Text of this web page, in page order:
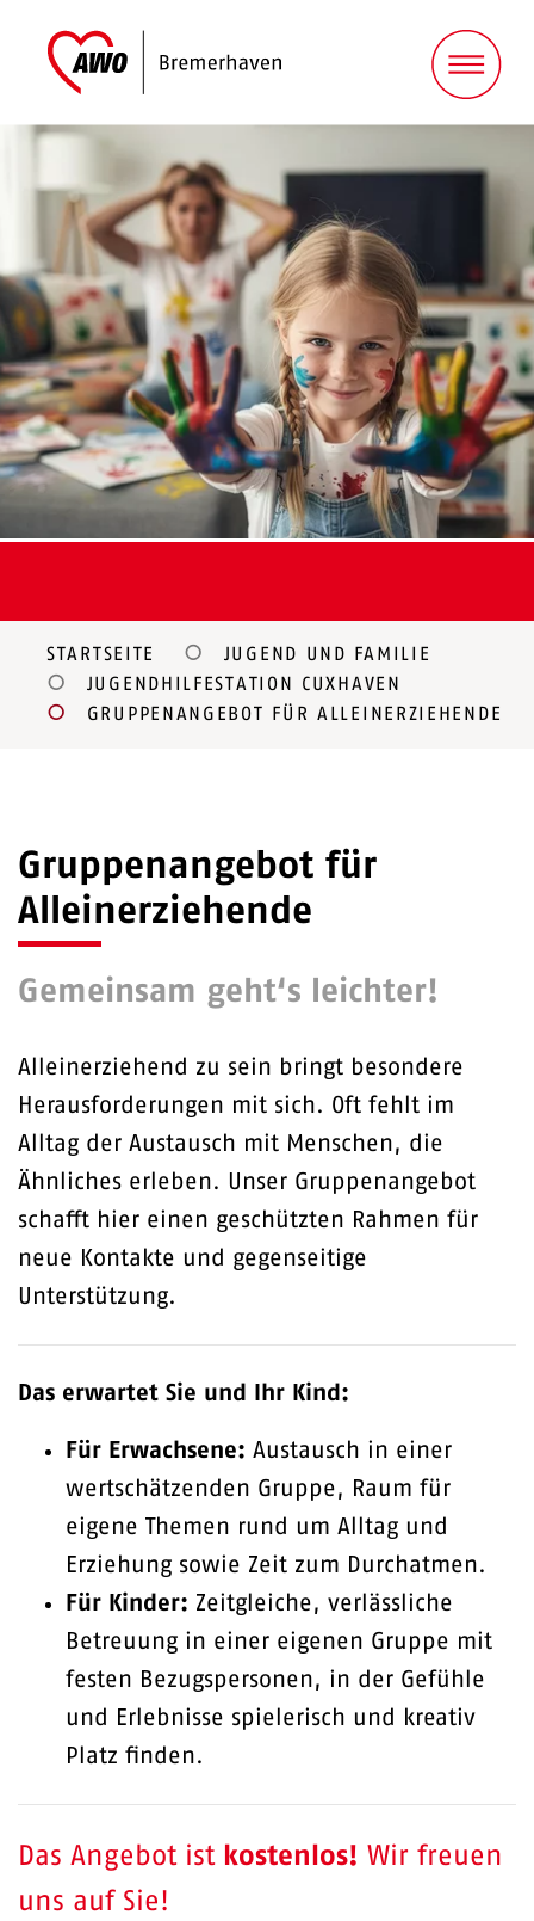
STARTSEITE
JUGEND UND FAMILIE
JUGENDHILFESTATION CUXHAVEN
GRUPPENANGEBOT FÜR ALLEINERZIEHENDE
Gruppenangebot für
Alleinerziehende
Gemeinsam geht‘s leichter!
Alleinerziehend zu sein bringt besondere
Herausforderungen mit sich. Oft fehlt im
Alltag der Austausch mit Menschen, die
Ähnliches erleben. Unser Gruppenangebot
schafft hier einen geschützten Rahmen für
neue Kontakte und gegenseitige
Unterstützung.
Das erwartet Sie und Ihr Kind:
Für Erwachsene: Austausch in einer
wertschätzenden Gruppe, Raum für
eigene Themen rund um Alltag und
Erziehung sowie Zeit zum Durchatmen.
Für Kinder: Zeitgleiche, verlässliche
Betreuung in einer eigenen Gruppe mit
festen Bezugspersonen, in der Gefühle
und Erlebnisse spielerisch und kreativ
Platz finden.
Das Angebot ist kostenlos! Wir freuen
uns auf Sie!